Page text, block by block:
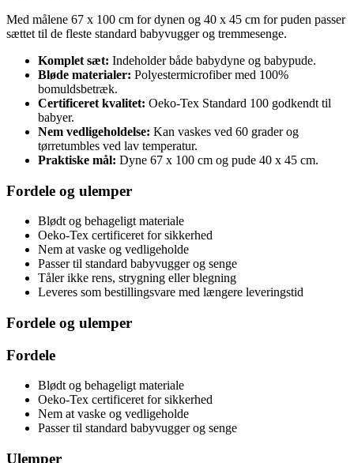
Med målene 67 x 100 cm for dynen og 40 x 45 cm for puden passer
sættet til de fleste standard babyvugger og tremmesenge.
Komplet sæt: Indeholder både babydyne og babypude.
Bløde materialer: Polyestermicrofiber med 100%
bomuldsbetræk.
Certificeret kvalitet: Oeko-Tex Standard 100 godkendt til
babyer.
Nem vedligeholdelse: Kan vaskes ved 60 grader og
tørretumbles ved lav temperatur.
Praktiske mål: Dyne 67 x 100 cm og pude 40 x 45 cm.
Fordele og ulemper
Blødt og behageligt materiale
Oeko-Tex certificeret for sikkerhed
Nem at vaske og vedligeholde
Passer til standard babyvugger og senge
Tåler ikke rens, strygning eller blegning
Leveres som bestillingsvare med længere leveringstid
Fordele og ulemper
Fordele
Blødt og behageligt materiale
Oeko-Tex certificeret for sikkerhed
Nem at vaske og vedligeholde
Passer til standard babyvugger og senge
Ulemper